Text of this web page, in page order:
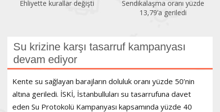
Ehliyette kurallar değişti
Sendikalaşma oranı yüzde
13,79’a geriledi
Su krizine karşı tasarruf kampanyası
devam ediyor
Kente su sağlayan barajların doluluk oranı yüzde 50’nin
altına geriledi. İSKİ, İstanbulluları su tasarrufuna davet
eden Su Protokolü Kampanyası kapsamında yüzde 40